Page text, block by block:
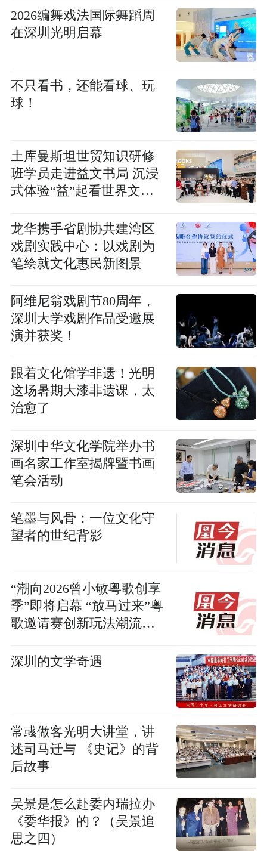
2026编舞戏法国际舞蹈周
在深圳光明启幕
不只看书，还能看球、玩
球！
土库曼斯坦世贸知识研修
班学员走进益文书局 沉浸
式体验“益”起看世界文化
龙华携手省剧协共建湾区
戏剧实践中心：以戏剧为
笔绘就文化惠民新图景
阿维尼翁戏剧节80周年，
深圳大学戏剧作品受邀展
演并获奖！
跟着文化馆学非遗！光明
这场暑期大漆非遗课，太
治愈了
深圳中华文化学院举办书
画名家工作室揭牌暨书画
笔会活动
笔墨与风骨：一位文化守
望者的世纪背影
“潮向2026曾小敏粤歌创享
季”即将启幕 “放马过来”粤
歌邀请赛创新玩法潮流破
深圳的文学奇遇
常彧做客光明大讲堂，讲
述司马迁与 《史记》的背
后故事
吴景是怎么赴委内瑞拉办
《委华报》的？（吴景追
思之四）